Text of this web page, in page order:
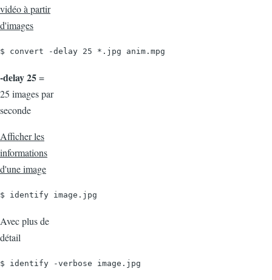
vidéo à partir
d'images
$ convert -delay 25 *.jpg anim.mpg
-delay 25=
25 images par
seconde
Afficher les
informations
d'une image
$ identify image.jpg
Avec plus de
détail
$ identify -verbose image.jpg